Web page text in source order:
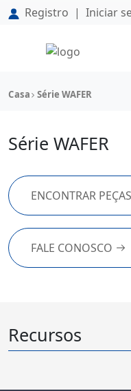
Registro | Iniciar
Casa Série WAFER
Série WAFER
ENCONTRAR PEÇAS
FALE CONOSCO
Recursos